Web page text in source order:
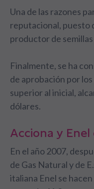
Una de las razones
reputacional, puesto
productor de
Finalmente, se ha
de aprobación por
superior al inicial,
dólares.
Acciona y
En el año 2007,
de Gas Natural y de
italiana Enel se